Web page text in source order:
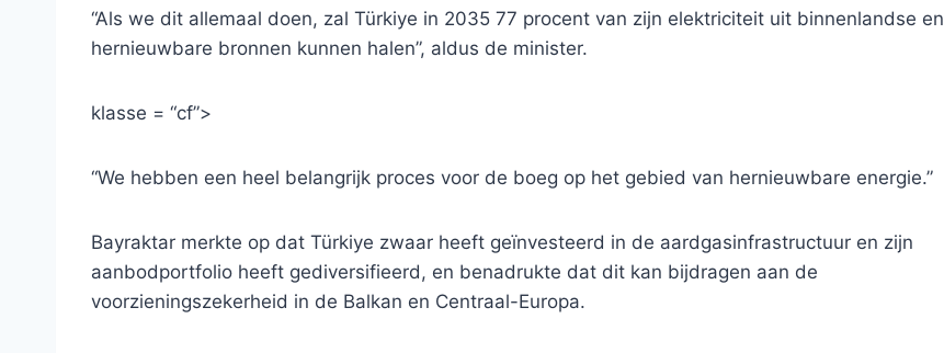
“Als we dit allemaal doen, zal Türkiye in 2035 77 procent van zijn elektriciteit uit binnenlandse en
hernieuwbare bronnen kunnen halen”, aldus de minister.
klasse = “cf”>
“We hebben een heel belangrijk proces voor de boeg op het gebied van hernieuwbare energie.”
Bayraktar merkte op dat Türkiye zwaar heeft geïnvesteerd in de aardgasinfrastructuur en zijn
aanbodportfolio heeft gediversifieerd, en benadrukte dat dit kan bijdragen aan de
voorzieningszekerheid in de Balkan en Centraal-Europa.